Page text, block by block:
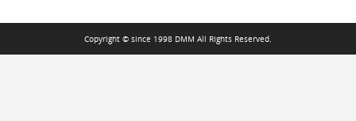
Copyright © since 1998 DMM All Rights Reserved.